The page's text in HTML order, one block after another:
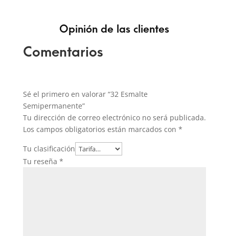
Opinión de las clientes
Comentarios
Sé el primero en valorar “32 Esmalte
Semipermanente”
Tu dirección de correo electrónico no será publicada.
Los campos obligatorios están marcados con *
Tu clasificación
Tu reseña *